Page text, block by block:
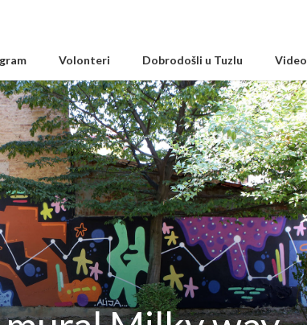
Volonteri Dobrodošli u Tuzlu Video